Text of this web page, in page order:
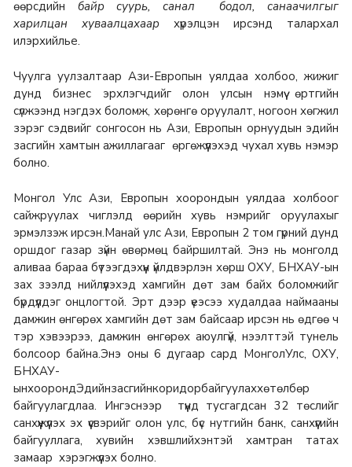
өөрсдийн байр суурь, санал бодол, санаачилгыг
харилцан хуваалцахаар хүрэлцэн ирсэнд талархал
илэрхийлье.
Чуулга уулзалтаар Ази-Европын уялдаа холбоо, жижиг
дунд бизнес эрхлэгчдийг олон улсын нэмүү өртгийн
сүлжээнд нэгдэх боломж, хөрөнгө оруулалт, ногоон хөгжил
зэрэг сэдвийг сонгосон нь Ази, Европын орнуудын эдийн
засгийн хамтын ажиллагааг өргөжүүлэхэд чухал хувь нэмэр
болно.
Монгол Улс Ази, Европын хоорондын уялдаа холбоог
сайжруулах чиглэлд өөрийн хувь нэмрийг оруулахыг
эрмэлзэж ирсэн.Манай улс Ази, Европын 2 том гүрний дунд
оршдог газар зүйн өвөрмөц байршилтай. Энэ нь монголд
аливаа бараа бүтээгдэхүүн үйлдвэрлэн хөрш ОХУ, БНХАУ-ын
зах зээлд нийлүүлэхэд хамгийн дөт зам байх боломжийг
бүрдүүлдэг онцлогтой. Эрт дээр үеэсээ худалдаа наймааны
дамжин өнгөрөх хамгийн дөт зам байсаар ирсэн нь өдгөө ч
тэр хэвээрээ, дамжин өнгөрөх аюулгүй, нээлттэй тунель
болсоор байна.Энэ оны 6 дугаар сард МонголУлс, ОХУ,
БНХАУ-
ынхоорондЭдийнзасгийнкоридорбайгуулаххөтөлбөр
байгуулагдлаа. Ингэснээр түүнд тусгагдсан 32 төслийг
санхүүжүүлэх эх үүсвэрийг олон улс, бүс нутгийн банк, санхүүгийн
байгууллага, хувийн хэвшлийхэнтэй хамтран татах
замаар хэрэгжүүлэх болно.